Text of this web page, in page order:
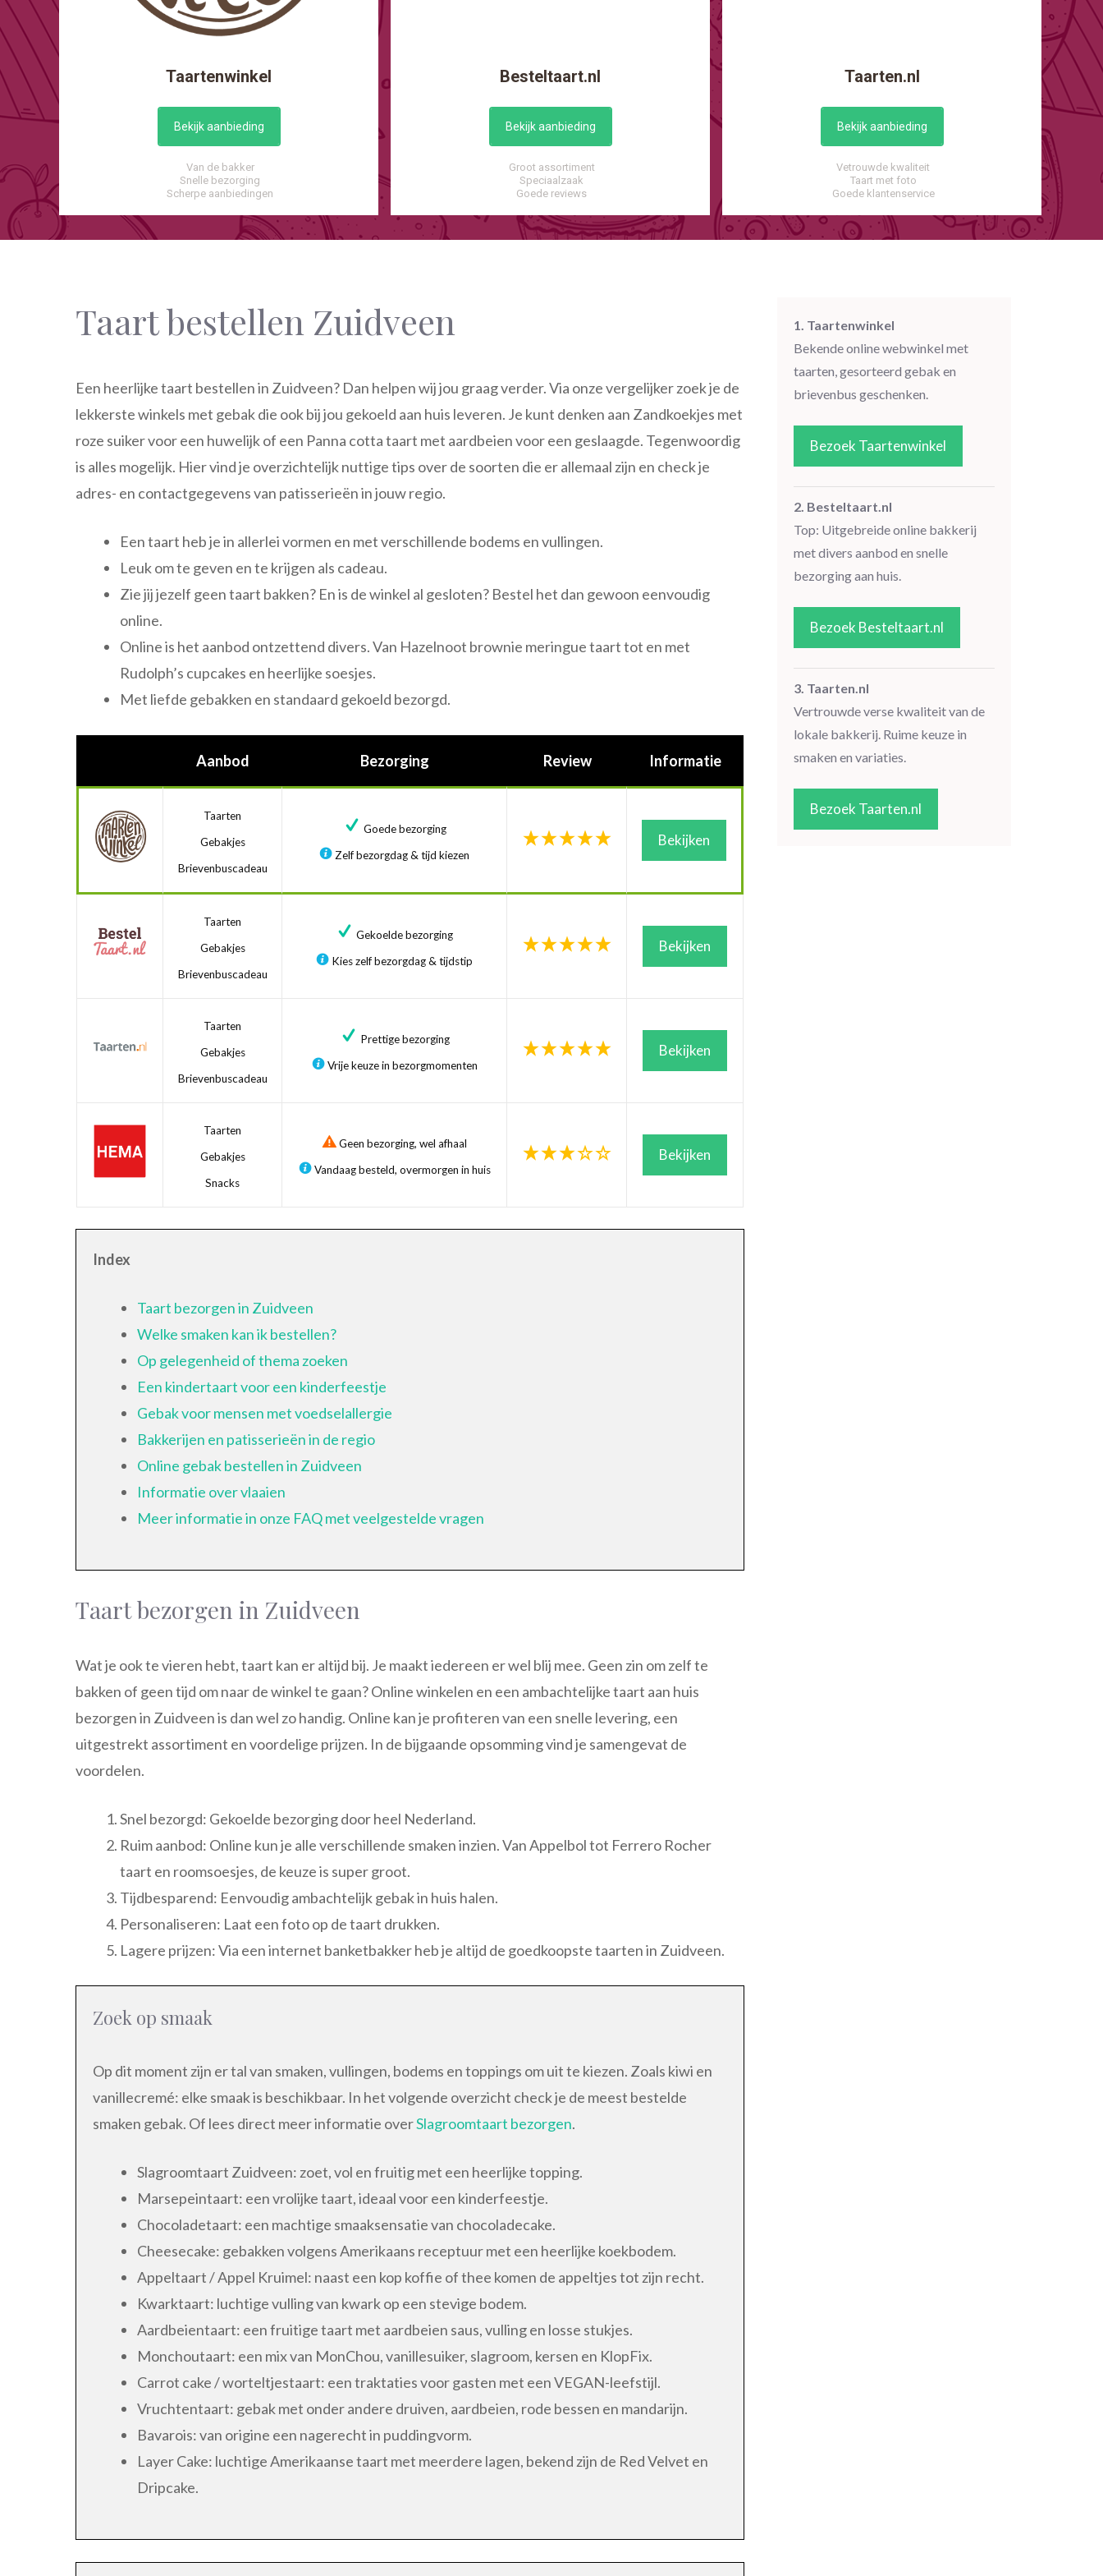
Taartenwinkel
Bekijk aanbieding
Van de bakker
Snelle bezorging
Scherpe aanbiedingen
Besteltaart.nl
Bekijk aanbieding
Groot assortiment
Speciaalzaak
Goede reviews
Taarten.nl
Bekijk aanbieding
Vetrouwde kwaliteit
Taart met foto
Goede klantenservice
Taart bestellen Zuidveen
Een heerlijke taart bestellen in Zuidveen? Dan helpen wij jou graag verder. Via onze vergelijker zoek je de
lekkerste winkels met gebak die ook bij jou gekoeld aan huis leveren. Je kunt denken aan Zandkoekjes met
roze suiker voor een huwelijk of een Panna cotta taart met aardbeien voor een geslaagde. Tegenwoordig
is alles mogelijk. Hier vind je overzichtelijk nuttige tips over de soorten die er allemaal zijn en check je
adres- en contactgegevens van patisserieën in jouw regio.
Een taart heb je in allerlei vormen en met verschillende bodems en vullingen.
Leuk om te geven en te krijgen als cadeau.
Zie jij jezelf geen taart bakken? En is de winkel al gesloten? Bestel het dan gewoon eenvoudig
online.
Online is het aanbod ontzettend divers. Van Hazelnoot brownie meringue taart tot en met
Rudolph’s cupcakes en heerlijke soesjes.
Met liefde gebakken en standaard gekoeld bezorgd.
Aanbod Bezorging Review Informatie
Taarten
Gebakjes
Brievenbuscadeau
Goede bezorging
Zelf bezorgdag & tijd kiezen
Bekijken
Taarten
Gebakjes
Brievenbuscadeau
Gekoelde bezorging
Kies zelf bezorgdag & tijdstip
Bekijken
Taarten
Gebakjes
Brievenbuscadeau
Prettige bezorging
Vrije keuze in bezorgmomenten
Bekijken
Taarten
Gebakjes
Snacks
Geen bezorging, wel afhaal
Vandaag besteld, overmorgen in huis
Bekijken
Index
Taart bezorgen in Zuidveen
Welke smaken kan ik bestellen?
Op gelegenheid of thema zoeken
Een kindertaart voor een kinderfeestje
Gebak voor mensen met voedselallergie
Bakkerijen en patisserieën in de regio
Online gebak bestellen in Zuidveen
Informatie over vlaaien
Meer informatie in onze FAQ met veelgestelde vragen
Taart bezorgen in Zuidveen
Wat je ook te vieren hebt, taart kan er altijd bij. Je maakt iedereen er wel blij mee. Geen zin om zelf te
bakken of geen tijd om naar de winkel te gaan? Online winkelen en een ambachtelijke taart aan huis
bezorgen in Zuidveen is dan wel zo handig. Online kan je profiteren van een snelle levering, een
uitgestrekt assortiment en voordelige prijzen. In de bijgaande opsomming vind je samengevat de
voordelen.
Snel bezorgd: Gekoelde bezorging door heel Nederland.
Ruim aanbod: Online kun je alle verschillende smaken inzien. Van Appelbol tot Ferrero Rocher
taart en roomsoesjes, de keuze is super groot.
Tijdbesparend: Eenvoudig ambachtelijk gebak in huis halen.
Personaliseren: Laat een foto op de taart drukken.
Lagere prijzen: Via een internet banketbakker heb je altijd de goedkoopste taarten in Zuidveen.
Zoek op smaak
Op dit moment zijn er tal van smaken, vullingen, bodems en toppings om uit te kiezen. Zoals kiwi en
vanillecremé: elke smaak is beschikbaar. In het volgende overzicht check je de meest bestelde
smaken gebak. Of lees direct meer informatie overSlagroomtaart bezorgen.
Slagroomtaart Zuidveen: zoet, vol en fruitig met een heerlijke topping.
Marsepeintaart: een vrolijke taart, ideaal voor een kinderfeestje.
Chocoladetaart: een machtige smaaksensatie van chocoladecake.
Cheesecake: gebakken volgens Amerikaans receptuur met een heerlijke koekbodem.
Appeltaart / Appel Kruimel: naast een kop koffie of thee komen de appeltjes tot zijn recht.
Kwarktaart: luchtige vulling van kwark op een stevige bodem.
Aardbeientaart: een fruitige taart met aardbeien saus, vulling en losse stukjes.
Monchoutaart: een mix van MonChou, vanillesuiker, slagroom, kersen en KlopFix.
Carrot cake / worteltjestaart: een traktaties voor gasten met een VEGAN-leefstijl.
Vruchtentaart: gebak met onder andere druiven, aardbeien, rode bessen en mandarijn.
Bavarois: van origine een nagerecht in puddingvorm.
Layer Cake: luchtige Amerikaanse taart met meerdere lagen, bekend zijn de Red Velvet en
Dripcake.
1. Taartenwinkel
Bekende online webwinkel met
taarten, gesorteerd gebak en
brievenbus geschenken.
Bezoek Taartenwinkel
2. Besteltaart.nl
Top: Uitgebreide online bakkerij
met divers aanbod en snelle
bezorging aan huis.
Bezoek Besteltaart.nl
3. Taarten.nl
Vertrouwde verse kwaliteit van de
lokale bakkerij. Ruime keuze in
smaken en variaties.
Bezoek Taarten.nl